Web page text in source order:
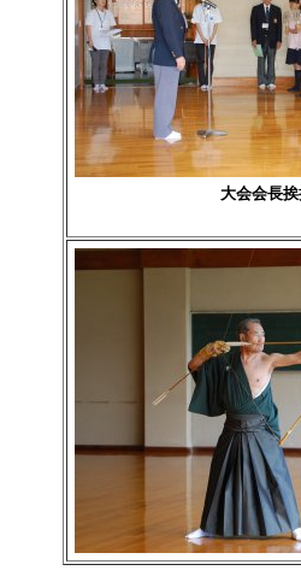
大会会長